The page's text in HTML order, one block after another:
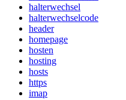
halterwechsel
halterwechselcode
header
homepage
hosten
hosting
hosts
https
imap